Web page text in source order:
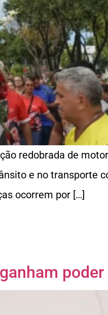
redobrada de
e no transporte
ocorrem por […]